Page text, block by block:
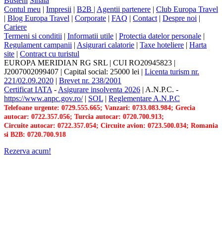
Contul meu | Impresii | B2B | Agentii partenere | Club Europa Travel
| Blog Europa Travel | Corporate | FAQ | Contact | Despre noi |
Cariere
Termeni si conditii | Informatii utile | Protectia datelor personale |
Regulament campanii | Asigurari calatorie | Taxe hoteliere | Harta
site | Contract cu turistul
EUROPA MERIDIAN RG SRL | CUI RO20945823 |
J2007002099407 | Capital social: 25000 lei | Licenta turism nr.
221/02.09.2020 | Brevet nr. 238/2001
Certificat IATA - Asigurare insolventa 2026 | A.N.P.C. -
https://www.anpc.gov.ro/| SOL | Reglementare A.N.P.C
Telefoane urgente: 0729.555.665; Vanzari: 0733.083.984; Grecia
autocar: 0722.357.056; Turcia autocar: 0720.700.913;
Circuite autocar: 0722.357.054; Circuite avion: 0723.500.034; Romania
si B2B: 0720.700.918
Rezerva acum!